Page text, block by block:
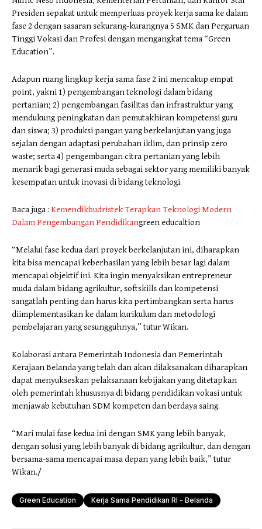
Presiden sepakat untuk memperluas proyek kerja sama ke dalam
fase 2 dengan sasaran sekurang-kurangnya 5 SMK dan Perguruan
Tinggi Vokasi dan Profesi dengan mengangkat tema “Green
Education”.
Adapun ruang lingkup kerja sama fase 2 ini mencakup empat
point, yakni 1) pengembangan teknologi dalam bidang
pertanian; 2) pengembangan fasilitas dan infrastruktur yang
mendukung peningkatan dan pemutakhiran kompetensi guru
dan siswa; 3) produksi pangan yang berkelanjutan yang juga
sejalan dengan adaptasi perubahan iklim, dan prinsip zero
waste; serta 4) pengembangan citra pertanian yang lebih
menarik bagi generasi muda sebagai sektor yang memiliki banyak
kesempatan untuk inovasi di bidang teknologi.
Baca juga : Kemendikbudristek Terapkan Teknologi Modern
Dalam Pengembangan Pendidikangreen educaltion
“Melalui fase kedua dari proyek berkelanjutan ini, diharapkan
kita bisa mencapai keberhasilan yang lebih besar lagi dalam
mencapai objektif ini. Kita ingin menyaksikan entrepreneur
muda dalam bidang agrikultur, softskills dan kompetensi
sangatlah penting dan harus kita pertimbangkan serta harus
diimplementasikan ke dalam kurikulum dan metodologi
pembelajaran yang sesungguhnya,” tutur Wikan.
Kolaborasi antara Pemerintah Indonesia dan Pemerintah
Kerajaan Belanda yang telah dan akan dilaksanakan diharapkan
dapat menyukseskan pelaksanaan kebijakan yang ditetapkan
oleh pemerintah khususnya di bidang pendidikan vokasi untuk
menjawab kebutuhan SDM kompeten dan berdaya saing.
“Mari mulai fase kedua ini dengan SMK yang lebih banyak,
dengan solusi yang lebih banyak di bidang agrikultur, dan dengan
bersama-sama mencapai masa depan yang lebih baik,” tutur
Wikan./
Green Education Kerja Sama Pendidikan RI - Belanda